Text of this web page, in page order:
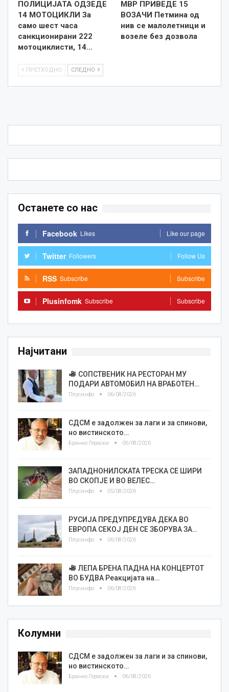
ПОЛИЦИЈАТА ОДЗЕДЕ
14 МОТОЦИКЛИ За
само шест часа
санкционирани 222
мотоциклисти, 14…
МВР ПРИВЕДЕ 15
ВОЗАЧИ Петмина од
нив се малолетници и
возеле без дозвола
ПРЕТХОДНО СЛЕДНО
Останете со нас
Facebook Likes Like our page
Twitter Followers Follow Us
RSS Subscribe Subscribe
Plusinfomk Subscribe Subscribe
Најчитани
СОПСТВЕНИК НА РЕСТОРАН МУ
ПОДАРИ АВТОМОБИЛ НА ВРАБОТЕН…
Плусинфо 06/08/2026
СДСМ е задолжен за лаги и за спинови,
но вистинското…
Бранко Героски 06/08/2026
ЗАПАДНОНИЛСКАТА ТРЕСКА СЕ ШИРИ
ВО СКОПЈЕ И ВО ВЕЛЕС…
Плусинфо 05/08/2026
РУСИЈА ПРЕДУПРЕДУВА ДЕКА ВО
ЕВРОПА СЕКОЈ ДЕН СЕ ЗБОРУВА ЗА…
Плусинфо 06/08/2026
ЛЕПА БРЕНА ПАДНА НА КОНЦЕРТОТ
ВО БУДВА Реакцијата на…
Плусинфо 06/08/2026
Колумни
СДСМ е задолжен за лаги и за спинови,
но вистинското…
Бранко Героски 06/08/2026